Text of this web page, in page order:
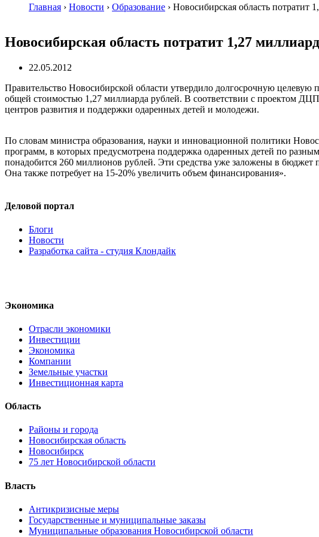
Главная › Новости › Образование › Новосибирская область потратит
Новосибирская область потратит 1,27
22.05.2012
Правительство Новосибирской области утвердило долгосрочную
общей стоимостью 1,27 миллиарда рублей. В соответствии с проектом
центров развития и поддержки одаренных детей и молодежи.
По словам министра образования, науки и инновационной политики
программ, в которых предусмотрена поддержка одаренных детей по
понадобится 260 миллионов рублей. Эти средства уже заложены в
Она также потребует на 15-20% увеличить объем финансирования».
Деловой портал
Блоги
Новости
Разработка сайта - студия Клондайк
Экономика
Отрасли экономики
Инвестиции
Экономика
Компании
Земельные участки
Инвестиционная карта
Область
Районы и города
Новосибирская область
Новосибирск
75 лет Новосибирской области
Власть
Антикризисные меры
Государственные и муниципальные заказы
Муниципальные образования Новосибирской области